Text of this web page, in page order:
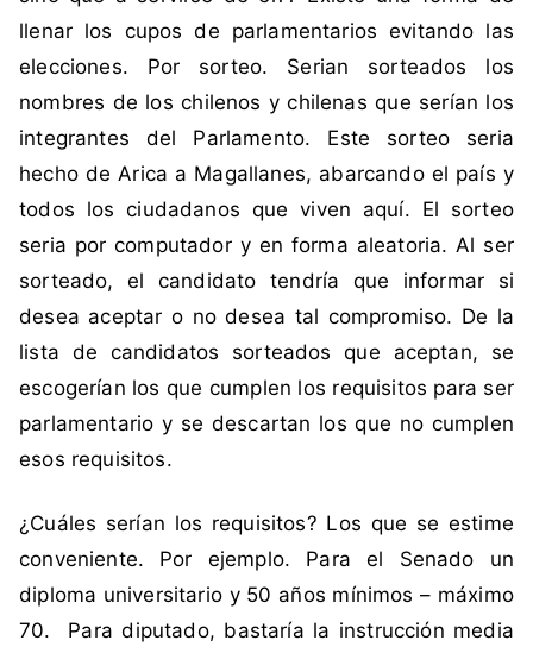
d
a
c
o
o
C
h
i
l
e
l
c
c
n
t
a
r
i
s
llenar los cupos de parlamentarios evitando las
elecciones. Por sorteo. Serian sorteados los
nombres de los chilenos y chilenas que serían los
integrantes del Parlamento. Este sorteo seria
hecho de Arica a Magallanes, abarcando el país y
todos los ciudadanos que viven aquí. El sorteo
seria por computador y en forma aleatoria. Al ser
sorteado, el candidato tendría que informar si
desea aceptar o no desea tal compromiso. De la
lista de candidatos sorteados que aceptan, se
escogerían los que cumplen los requisitos para ser
parlamentario y se descartan los que no cumplen
esos requisitos.
¿Cuáles serían los requisitos? Los que se estime
conveniente. Por ejemplo. Para el Senado un
diploma universitario y 50 años mínimos – máximo
70. Para diputado, bastaría la instrucción media